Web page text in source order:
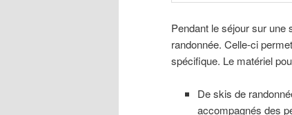
Pendant le séjour sur une
randonnée. Celle-ci
spécifique. Le matériel
De skis de
accompagnés des